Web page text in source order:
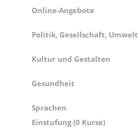
Online-Angebote
Politik, Gesellschaft, Umwelt
Kultur und Gestalten
Gesundheit
Sprachen
Einstufung (0 Kurse)